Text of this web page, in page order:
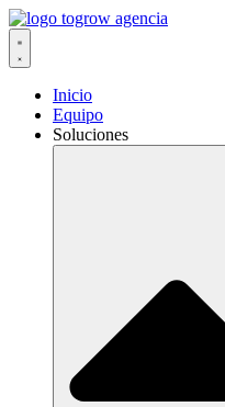
Ir
al
contenido
Inicio
Equipo
Soluciones